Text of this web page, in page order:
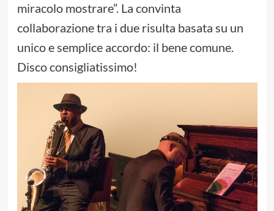
miracolo mostrare”. La convinta
collaborazione tra i due risulta basata su un
unico e semplice accordo: il bene comune.
Disco consigliatissimo!